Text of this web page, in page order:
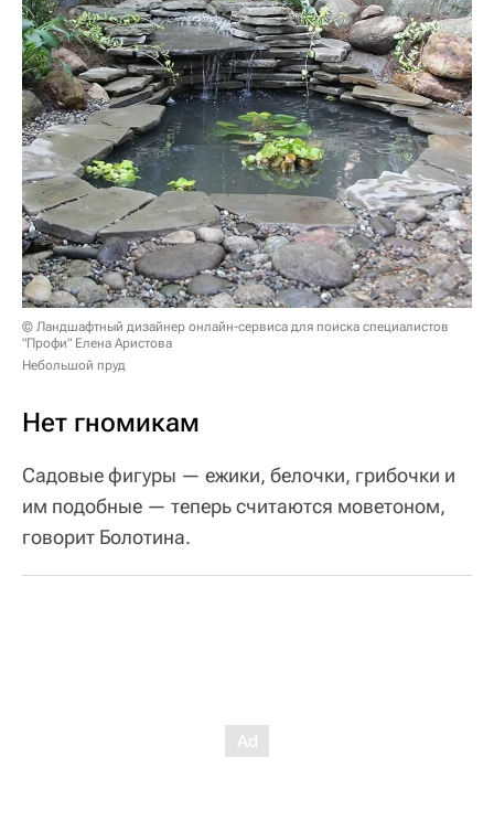
© Ландшафтный дизайнер онлайн-сервиса для поиска специалистов
"Профи" Елена Аристова
Небольшой пруд
Нет гномикам
Садовые фигуры — ежики, белочки, грибочки и
им подобные — теперь считаются моветоном,
говорит Болотина.